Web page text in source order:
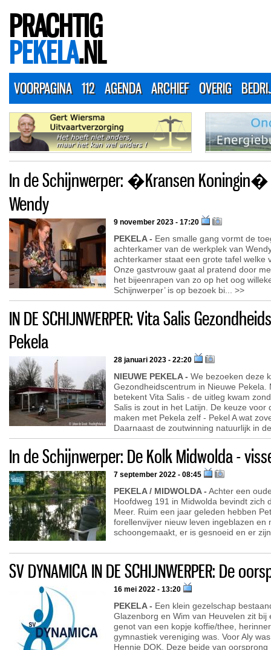
PRACHTIG
PEKELA.NL
VOORPAGINA 112 AGENDA ARCHIEF OVERIG
In de Schijnwerper: �Kransen Koningin�
Wendy
9 november 2023 - 17:20
PEKELA - Een smalle gang vormt de
achterkamer van de werkplek van
achterkamer staat een grote tafel welke
Onze gastvrouw gaat al pratend door
het bijeenrapen van zo op het oog
Schijnwerper’ is op bezoek bi... >>
IN DE SCHIJNWERPER: Vita Salis
Pekela
28 januari 2023 - 22:20
NIEUWE PEKELA - We bezoeken deze
Gezondheidscentrum in Nieuwe Pekela.
betekent Vita Salis - de uitleg kwam
Salis is zout in het Latijn. De keuze voor
maken met Pekela zelf - Pekel A wat
Daarnaast de zoutwinning natuurlijk in
In de Schijnwerper: De Kolk Midwolda -
7 september 2022 - 08:45
PEKELA / MIDWOLDA - Achter een
Hoofdweg 191 in Midwolda bevindt zich
Meer. Ruim een jaar geleden hebben
forellenvijver nieuw leven ingeblazen en
schoongemaakt, er is gesnoeid en er
SV DYNAMICA IN DE SCHIJNWERPER: De
16 mei 2022 - 13:20
PEKELA - Een klein gezelschap
Glazenborg en Wim van Heuvelen zit
genot van een kopje koffie/thee,
gymnastiek vereniging was. Voor Aly
Hennie DOK. Deze beide van